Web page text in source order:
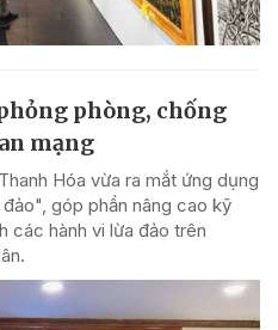
phòng, chống
mạng
Hóa vừa ra mắt ứng dụng
góp phần nâng cao kỹ
các hành vi lừa đảo trên